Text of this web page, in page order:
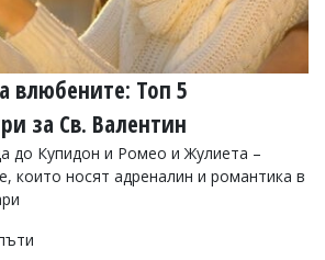
влюбените: Топ 5
за Св. Валентин
до Купидон и Ромео и Жулиета –
които носят адреналин и романтика в